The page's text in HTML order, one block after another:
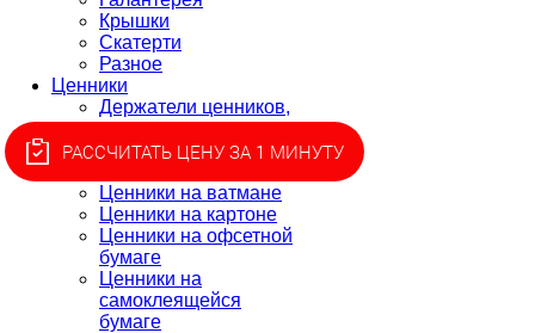
Крышки
Скатерти
Разное
Ценники
Держатели ценников,
монетницы
Ценники для этикет-
Ценники на ватмане
Ценники на картоне
Ценники на офсетной
бумаге
Ценники на
самоклеящейся
бумаге
РАССЧИТАТЬ ЦЕНУ ЗА 1 МИНУТУ